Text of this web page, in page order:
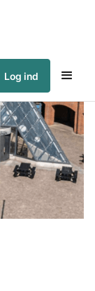
Log ind